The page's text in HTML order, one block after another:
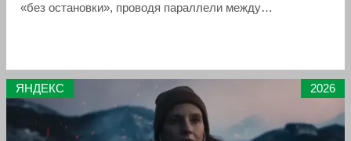
«без остановки», проводя параллели между
ЯНДЕКС 2026